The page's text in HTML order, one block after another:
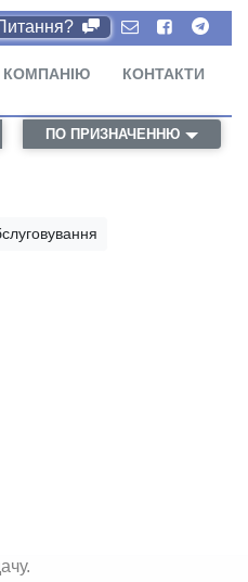
КОМПАНІЮ КОНТАКТИ
ПО ПРИЗНАЧЕННЮ